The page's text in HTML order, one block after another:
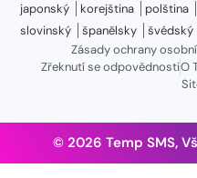
japonský
korejština polština
slovinský
španělsky švédský
Zásady ochrany
Zřeknutí se odpovědnostiO
© 2026 Temp SMS,